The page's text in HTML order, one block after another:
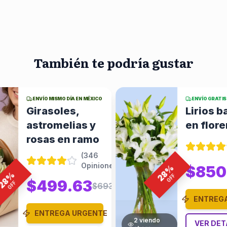
También te podría gustar
28%
OFF
ENVÍO GRATIS EN MÉXICO
Lirios bancos
en florero
(346
Opiniones)
$850.00 $1180.56
VER DETALLES
28%
OFF
ENVÍO
Rosas
arreglo